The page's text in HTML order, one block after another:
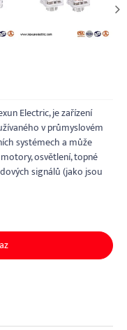
Electric, je zařízení
v průmyslovém
systémech a může
osvětlení, topné
signálů (jako jsou